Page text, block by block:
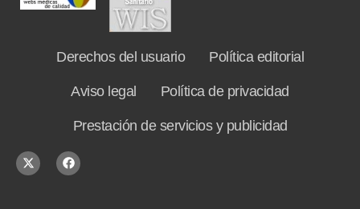
Derechos del usuario Política editorial
Aviso legal Política de privacidad
Prestación de servicios y publicidad